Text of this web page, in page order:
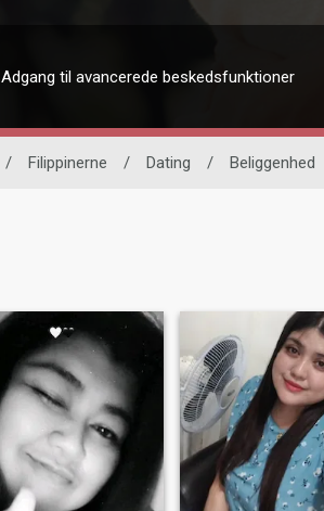
Adgang til avancerede beskedsfunktioner
/ Filippinerne / Dating / Beliggenhed